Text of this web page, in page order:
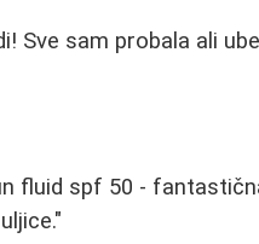
Sve sam probala ali
fluid spf 50 -